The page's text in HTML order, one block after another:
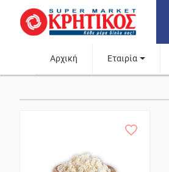
Αρχική Εταιρία